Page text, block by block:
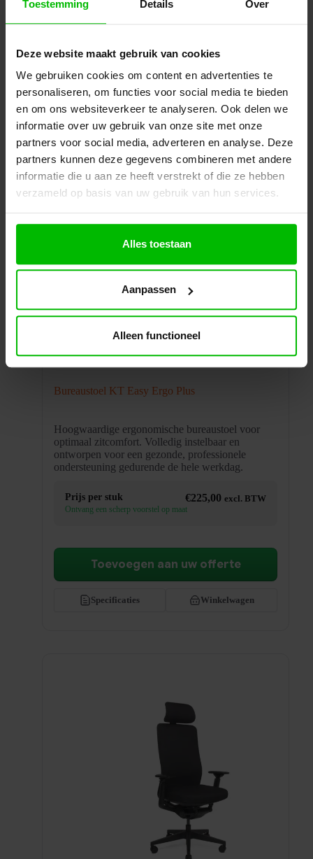
Toestemming Details Over
Deze website maakt gebruik van cookies
We gebruiken cookies om content en advertenties te
personaliseren, om functies voor social media te bieden
en om ons websiteverkeer te analyseren. Ook delen we
informatie over uw gebruik van onze site met onze
partners voor social media, adverteren en analyse. Deze
partners kunnen deze gegevens combineren met andere
informatie die u aan ze heeft verstrekt of die ze hebben
verzameld op basis van uw gebruik van hun services.
Alles toestaan
Aanpassen
Alleen functioneel
Ontvang een scherp voorstel op maat
Specificaties Winkelwagen
Toevoegen aan uw offerte
Bureaustoel KT Easy Ergo Plus
Hoogwaardige ergonomische bureaustoel voor
optimaal zitcomfort. Volledig instelbaar en
ontworpen voor een gezonde, professionele
ondersteuning gedurende de hele werkdag.
Prijs per stuk €225,00 excl. BTW
Ontvang een scherp voorstel op maat
Specificaties Winkelwagen
Toevoegen aan uw offerte